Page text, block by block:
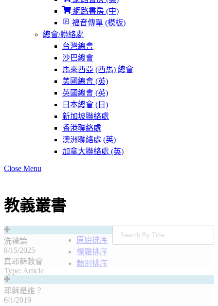
網路書房 (中)
福音傳單 (模板)
總會/聯絡處
台灣總會
沙巴總會
馬來西亞 (西馬) 總會
美國總會 (英)
英國總會 (英)
日本總會 (日)
新加坡聯絡處
香港聯絡處
澳洲聯絡處 (英)
加拿大聯絡處 (英)
Close Menu
教義叢書
原始排序
標題排序
類別排序
洗禮論
8/15/2025
真耶穌教會
Type: Article
耶穌是誰？
6/1/2019